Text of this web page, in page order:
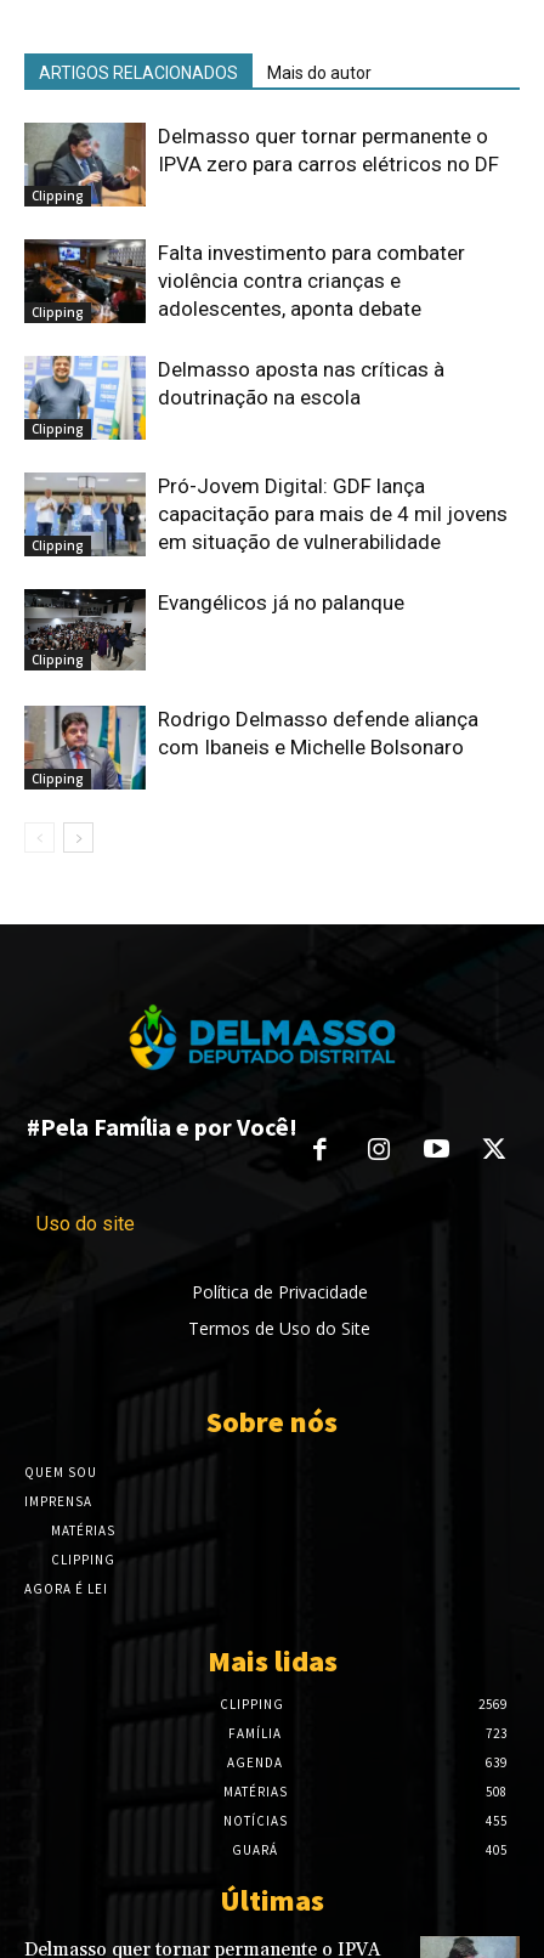
ARTIGOS RELACIONADOS Mais do autor
Clipping
Delmasso quer tornar permanente o
IPVA zero para carros elétricos no DF
Clipping
Falta investimento para combater
violência contra crianças e
adolescentes, aponta debate
Clipping
Delmasso aposta nas críticas à
doutrinação na escola
Clipping
Pró-Jovem Digital: GDF lança
capacitação para mais de 4 mil jovens
em situação de vulnerabilidade
Clipping
Evangélicos já no palanque
Clipping
Rodrigo Delmasso defende aliança
com Ibaneis e Michelle Bolsonaro
#Pela Família e por Você!
Uso do site
Política de Privacidade
Termos de Uso do Site
Sobre nós
QUEM SOU
IMPRENSA
MATÉRIAS
CLIPPING
AGORA É LEI
Mais lidas
CLIPPING
2569
FAMÍLIA
723
AGENDA
639
MATÉRIAS
508
NOTÍCIAS
455
GUARÁ
405
Últimas
Delmasso quer tornar permanente o IPVA